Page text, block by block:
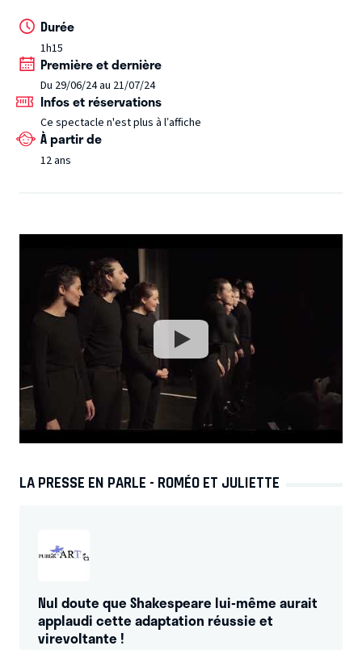
Française
Durée
1h15
Première et dernière
Du 29/06/24 au 21/07/24
Infos et réservations
Ce spectacle n'est plus à l’affiche
À partir de
12 ans
LA PRESSE EN PARLE - ROMÉO ET JULIETTE
Nul doute que Shakespeare lui-même aurait
applaudi cette adaptation réussie et
virevoltante !